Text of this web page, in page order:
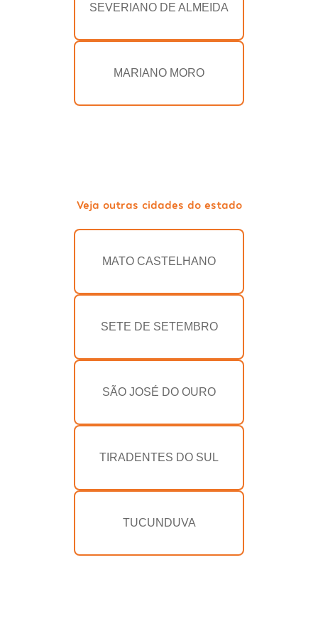
SEVERIANO DE ALMEIDA
MARIANO MORO
Veja outras cidades do estado
MATO CASTELHANO
SETE DE SETEMBRO
SÃO JOSÉ DO OURO
TIRADENTES DO SUL
TUCUNDUVA